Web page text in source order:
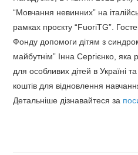
“Мовчання невинних” на
рамках проєкту “FuoriTG”.
Фонду допомоги дітям з
майбутнім” Інна Сергієнко, яка
для особливих дітей в Україні та
коштів для відновлення
Детальніше дізнавайтеся за